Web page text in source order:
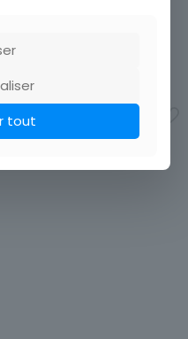
Ajouter au panier
tout